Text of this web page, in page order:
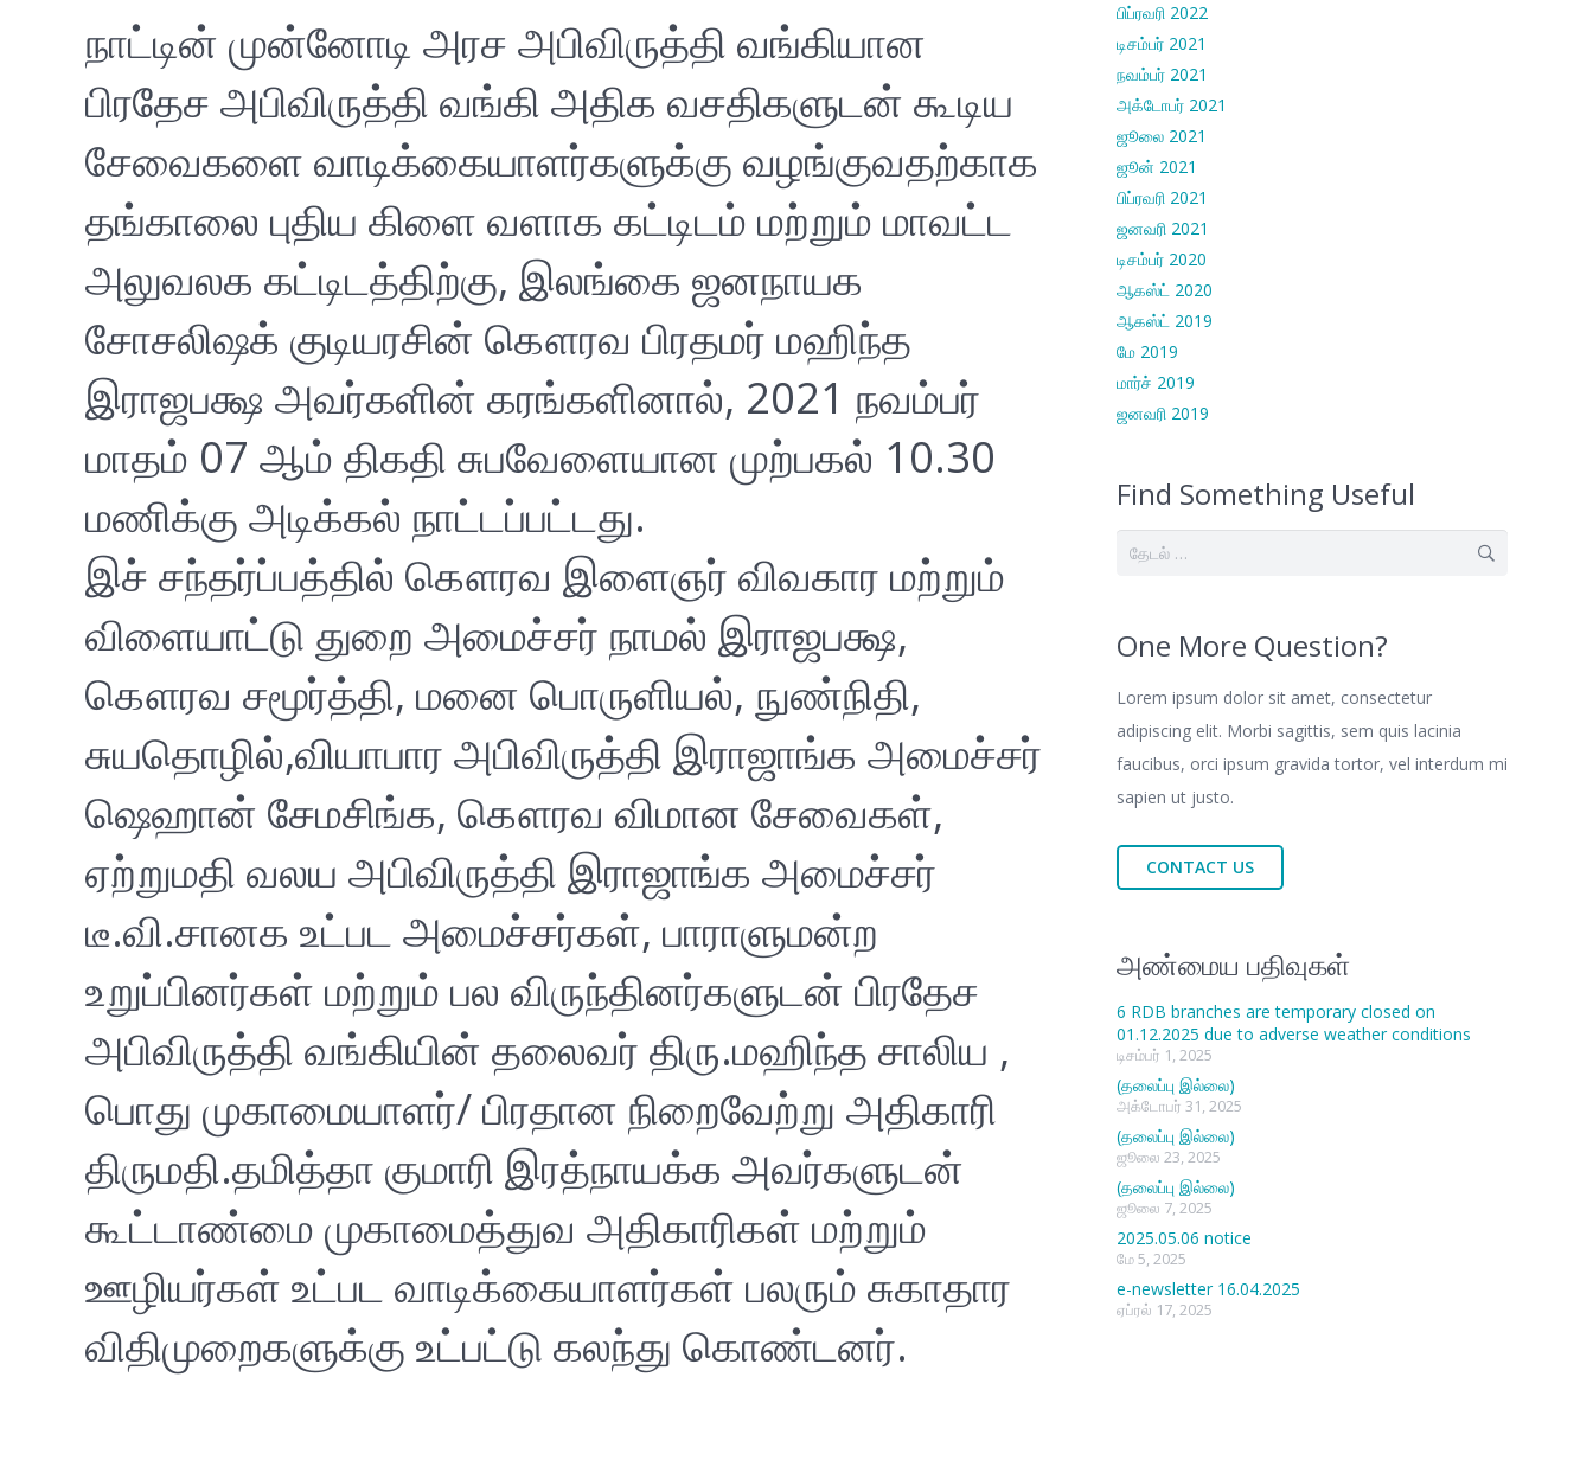
நாட்டின் முன்னோடி அரச அபிவிருத்தி வங்கியான
பிரதேச அபிவிருத்தி வங்கி அதிக வசதிகளுடன் கூடிய
சேவைகளை வாடிக்கையாளர்களுக்கு வழங்குவதற்காக
தங்காலை புதிய கிளை வளாக கட்டிடம் மற்றும் மாவட்ட
அலுவலக கட்டிடத்திற்கு, இலங்கை ஜனநாயக
சோசலிஷக் குடியரசின் கௌரவ பிரதமர் மஹிந்த
இராஜபக்ஷ அவர்களின் கரங்களினால், 2021 நவம்பர்
மாதம் 07 ஆம் திகதி சுபவேளையான முற்பகல் 10.30
மணிக்கு அடிக்கல் நாட்டப்பட்டது.
இச் சந்தர்ப்பத்தில் கௌரவ இளைஞர் விவகார மற்றும்
விளையாட்டு துறை அமைச்சர் நாமல் இராஜபக்ஷ,
கௌரவ சமூர்த்தி, மனை பொருளியல், நுண்நிதி,
சுயதொழில்,வியாபார அபிவிருத்தி இராஜாங்க அமைச்சர்
ஷெஹான் சேமசிங்க, கௌரவ விமான சேவைகள்,
ஏற்றுமதி வலய அபிவிருத்தி இராஜாங்க அமைச்சர்
டீ.வி.சானக உட்பட அமைச்சர்கள், பாராளுமன்ற
உறுப்பினர்கள் மற்றும் பல விருந்தினர்களுடன் பிரதேச
அபிவிருத்தி வங்கியின் தலைவர் திரு.மஹிந்த சாலிய ,
பொது முகாமையாளர்/ பிரதான நிறைவேற்று அதிகாரி
திருமதி.தமித்தா குமாரி இரத்நாயக்க அவர்களுடன்
கூட்டாண்மை முகாமைத்துவ அதிகாரிகள் மற்றும்
ஊழியர்கள் உட்பட வாடிக்கையாளர்கள் பலரும் சுகாதார
விதிமுறைகளுக்கு உட்பட்டு கலந்து கொண்டனர்.
பிப்ரவரி 2022
டிசம்பர் 2021
நவம்பர் 2021
அக்டோபர் 2021
ஜூலை 2021
ஜூன் 2021
பிப்ரவரி 2021
ஜனவரி 2021
டிசம்பர் 2020
ஆகஸ்ட் 2020
ஆகஸ்ட் 2019
மே 2019
மார்ச் 2019
ஜனவரி 2019
Find Something Useful
இதற்காகத்
One More Question?
Lorem ipsum dolor sit amet, consectetur
adipiscing elit. Morbi sagittis, sem quis lacinia
faucibus, orci ipsum gravida tortor, vel interdum mi
sapien ut justo.
CONTACT US
அண்மைய பதிவுகள்
6 RDB branches are temporary closed on
01.12.2025 due to adverse weather conditions
டிசம்பர் 1, 2025
(தலைப்பு இல்லை)
அக்டோபர் 31, 2025
(தலைப்பு இல்லை)
ஜூலை 23, 2025
(தலைப்பு இல்லை)
ஜூலை 7, 2025
2025.05.06 notice
மே 5, 2025
e-newsletter 16.04.2025
ஏப்ரல் 17, 2025